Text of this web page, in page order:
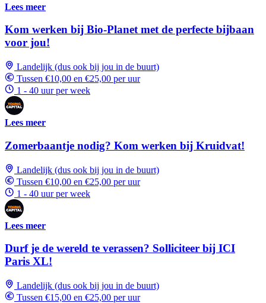
Lees meer
Kom werken bij Bio-Planet met de perfecte bijbaan
voor jou!
Landelijk (dus ook bij jou in de buurt)
Tussen €10,00 en €25,00 per uur
1 - 40 uur per week
Lees meer
Zomerbaantje nodig? Kom werken bij Kruidvat!
Landelijk (dus ook bij jou in de buurt)
Tussen €10,00 en €25,00 per uur
1 - 40 uur per week
Lees meer
Durf je de wereld te verassen? Solliciteer bij ICI
Paris XL!
Landelijk (dus ook bij jou in de buurt)
Tussen €15,00 en €25,00 per uur